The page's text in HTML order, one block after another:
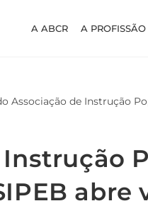
A ABCR A PROFISSÃO
abre